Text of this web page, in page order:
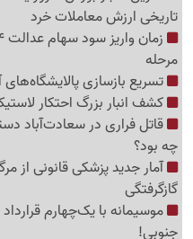
تاریخی ارزش معاملات خرد
مرحله
تسریع بازسازی
کشف انبار بزرگ احتکار
قاتل فراری در سعادت‌آباد
چه بود؟
آمار جدید پزشکی قانونی
گازگرفتگی
موسیمانه با یک‌چهارم
جنوبی!